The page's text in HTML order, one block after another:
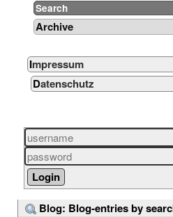
Search
Archive
Impressum
Datenschutz
Blog: Blog-entries by